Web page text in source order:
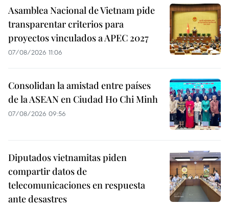
Asamblea Nacional de Vietnam pide
transparentar criterios para
proyectos vinculados a APEC 2027
07/08/2026 11:06
Consolidan la amistad entre países
de la ASEAN en Ciudad Ho Chi Minh
07/08/2026 09:56
Diputados vietnamitas piden
compartir datos de
telecomunicaciones en respuesta
ante desastres